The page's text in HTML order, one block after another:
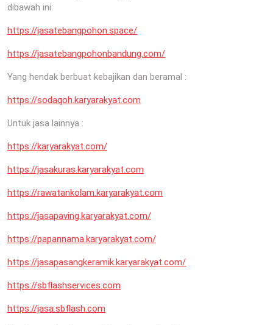
dibawah ini:
https://jasatebangpohon.space/
https://jasatebangpohonbandung.com/
Yang hendak berbuat kebajikan dan beramal :
https://sodaqoh.karyarakyat.com
Untuk jasa lainnya :
https://karyarakyat.com/
https://jasakuras.karyarakyat.com
https://rawatankolam.karyarakyat.com
https://jasapaving.karyarakyat.com/
https://papannama.karyarakyat.com/
https://jasapasangkeramik.karyarakyat.com/
https://sbflashservices.com
https://jasa.sbflash.com